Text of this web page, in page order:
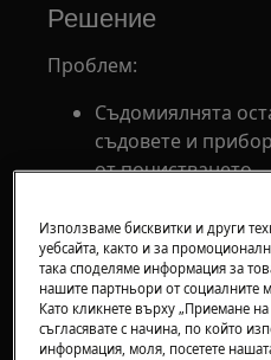
Решение
Проблем:
Съдомиялнята
съдовете и
от почистването
Вградена
Свободностояща
Решение:
Използваме бисквитки и други
уебсайта, както и за
така споделяме информация за
нашите партньори от социалните
Като кликнете върху „Приемане на
съгласявате с начина, по който
информация, моля, посетете